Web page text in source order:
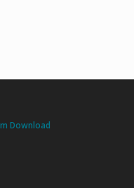
Download